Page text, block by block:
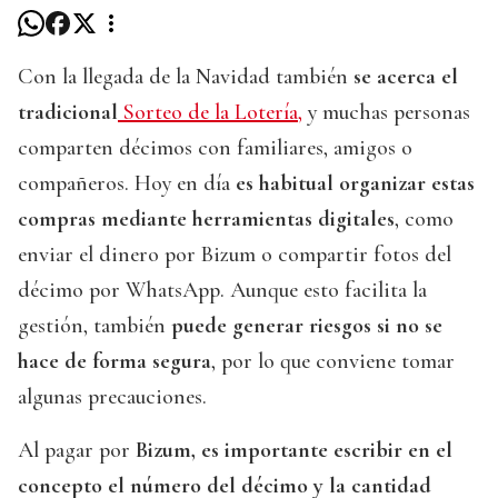
Con la llegada de la Navidad también se acerca el
tradicional Sorteo de la Lotería, y muchas personas
comparten décimos con familiares, amigos o
compañeros. Hoy en día es habitual organizar estas
compras mediante herramientas digitales, como
enviar el dinero por Bizum o compartir fotos del
décimo por WhatsApp. Aunque esto facilita la
gestión, también puede generar riesgos si no se
hace de forma segura, por lo que conviene tomar
algunas precauciones.
Al pagar por Bizum, es importante escribir en el
concepto el número del décimo y la cantidad